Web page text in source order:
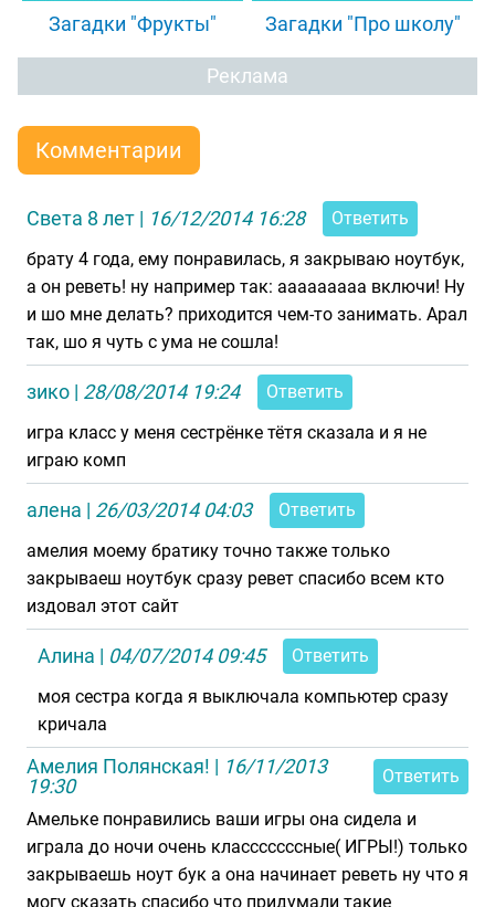
Загадки "Фрукты" Загадки "Про школу"
Реклама
Комментарии
Света 8 лет | 16/12/2014 16:28
Ответить
брату 4 года, ему понравилась, я закрываю ноутбук,
а он реветь! ну например так: ааааааааа включи! Ну
и шо мне делать? приходится чем-то занимать. Арал
так, шо я чуть с ума не сошла!
зико | 28/08/2014 19:24
Ответить
игра класс у меня сестрёнке тётя сказала и я не
играю комп
алена | 26/03/2014 04:03
Ответить
амелия моему братику точно также только
закрываеш ноутбук сразу ревет спасибо всем кто
издовал этот сайт
Алина | 04/07/2014 09:45
Ответить
моя сестра когда я выключала компьютер сразу
кричала
Амелия Полянская! | 16/11/2013
19:30
Ответить
Амельке понравились ваши игры она сидела и
играла до ночи очень класссссссные( ИГРЫ!) только
закрываешь ноут бук а она начинает реветь ну что я
могу сказать спасибо что придумали такие